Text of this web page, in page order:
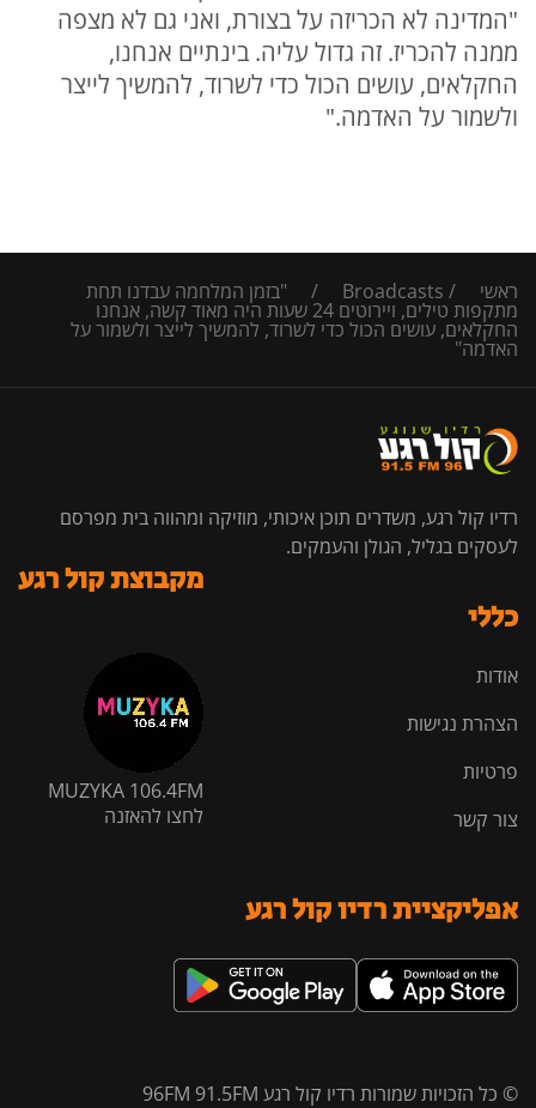
"המדינה לא הכריזה על בצורת, ואני גם לא מצפה
ממנה להכריז. זה גדול עליה. בינתיים אנחנו,
החקלאים, עושים הכול כדי לשרוד, להמשיך לייצר
ולשמור על האדמה."
ראשי /
Broadcasts
/ "בזמן המלחמה עבדנו תחת
מתקפות טילים, ויירוטים 24 שעות היה מאוד קשה, אנחנו
החקלאים, עושים הכול כדי לשרוד, להמשיך לייצר ולשמור על
האדמה"
רדיו קול רגע, משדרים תוכן איכותי, מוזיקה ומהווה בית מפרסם
לעסקים בגליל, הגולן והעמקים.
כללי
אודות
הצהרת נגישות
פרטיות
צור קשר
מקבוצת קול רגע
MUZYKA 106.4FM
לחצו להאזנה
אפליקציית רדיו קול רגע
© כל הזכויות שמורות רדיו קול רגע 96FM 91.5FM